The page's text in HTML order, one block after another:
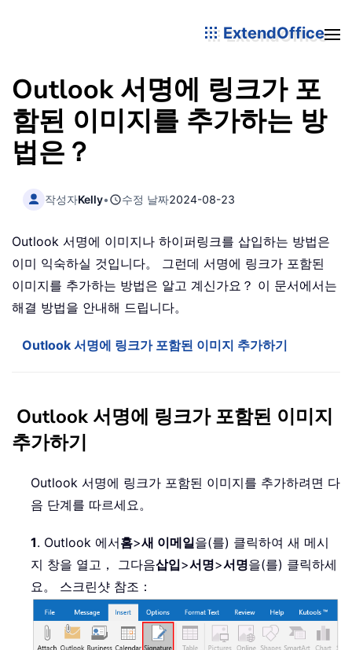
ExtendOffice
Outlook 서명에 링크가 포
함된 이미지를 추가하는 방
법은？
작성자Kelly• 수정 날짜2024-08-23
Outlook 서명에 이미지나 하이퍼링크를 삽입하는 방법은
이미 익숙하실 것입니다。 그런데 서명에 링크가 포함된
이미지를 추가하는 방법은 알고 계신가요？ 이 문서에서는
해결 방법을 안내해 드립니다。
Outlook 서명에 링크가 포함된 이미지 추가하기
Outlook 서명에 링크가 포함된 이미지
추가하기
Outlook 서명에 링크가 포함된 이미지를 추가하려면 다
음 단계를 따르세요。
1. Outlook 에서홈>새 이메일을(를) 클릭하여 새 메시
지 창을 열고， 그다음삽입>서명>서명을(를) 클릭하세
요。 스크린샷 참조：